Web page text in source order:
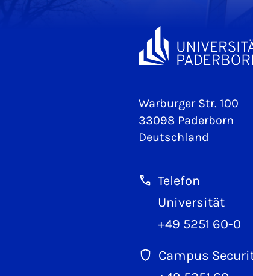
Warburger Str. 100
33098 Paderborn
Deutschland
Telefon
Universität
+49 5251 60-0
Campus